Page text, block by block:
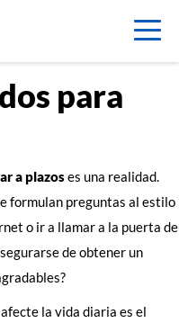
para
para
a plazoses una realidad.
formulan preguntas al estilo
o ir a llamar a la puerta de
de obtener un
la vida diaria es el